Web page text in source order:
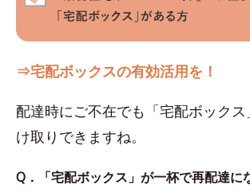
⇒宅配ボックスの有効活用を！
配達時にご不在でも「宅配ボック
け取りできますね。
Q．「宅配ボックス」が一杯で再配達に